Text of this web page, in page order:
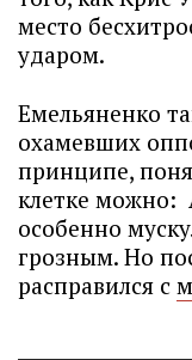
место
ударом.
Емельяненко
охамевших
принципе,
клетке можно:
особенно
грозным. Но
расправился с